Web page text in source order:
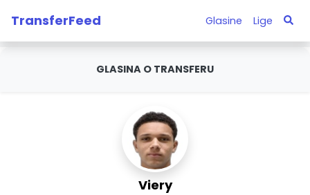
TransferFeed Glasine Lige
GLASINA O TRANSFERU
Viery